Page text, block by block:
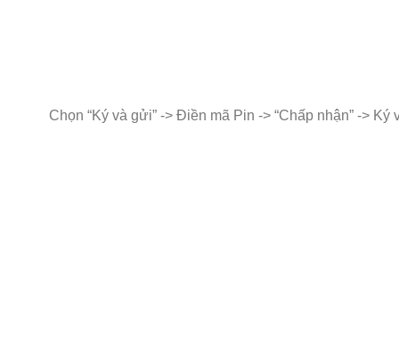
Chọn “Ký và gửi” -> Điền mã Pin -> “Chấp nhận” ->